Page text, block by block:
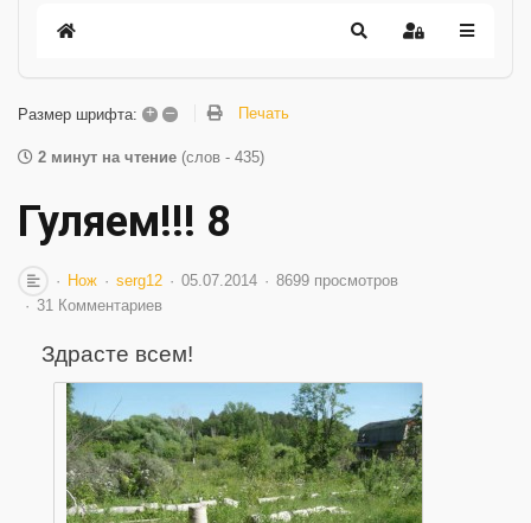
Размер шрифта: + – Печать
2 минут на чтение (слов - 435)
Гуляем!!! 8
Нож serg12 05.07.2014
8699 просмотров
31 Комментариев
Здрасте всем!